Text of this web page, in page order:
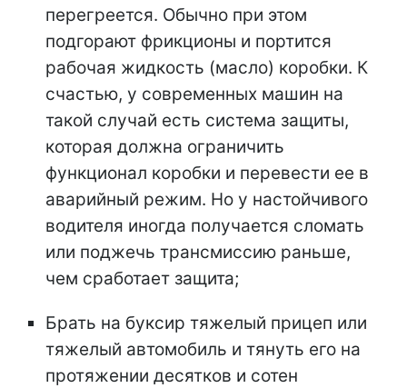
перегреется. Обычно при этом
подгорают фрикционы и портится
рабочая жидкость (масло) коробки. К
счастью, у современных машин на
такой случай есть система защиты,
которая должна ограничить
функционал коробки и перевести ее в
аварийный режим. Но у настойчивого
водителя иногда получается сломать
или поджечь трансмиссию раньше,
чем сработает защита;
Брать на буксир тяжелый прицеп или
тяжелый автомобиль и тянуть его на
протяжении десятков и сотен